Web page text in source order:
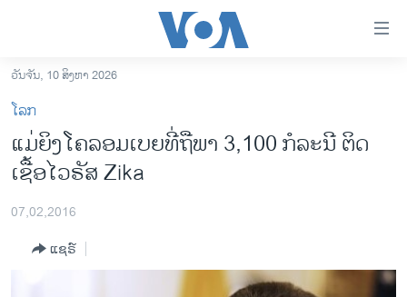
ເຂົ້າ
ຫາ
ຂ້າມ
ຂ້າມ
ຫາ
ລາວ
ອາເມຣິກາ
ຂ່າວ​ຈີນ
ໂລກ
ວັນຈັນ, 10 ສິງຫາ 2026
ໂລກ
ແມ່ຍິງໂຄລອມເບຍທີ່ຖືພາ 3,100 ກໍລະນີ ຕິດ
ເຊື້ອໄວຣັສ Zika
07,02,2016
ແຊຣ໌